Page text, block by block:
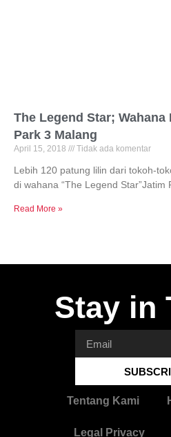
The Legend Star;
Park 3 Malang
April 15, 2018 Tidak ada komentar
Lebih 120 patung lilin dari tokoh-
di wahana “The Legend Star”Jatim
Read More »
Stay in
Tentang Kami
Legal Privacy